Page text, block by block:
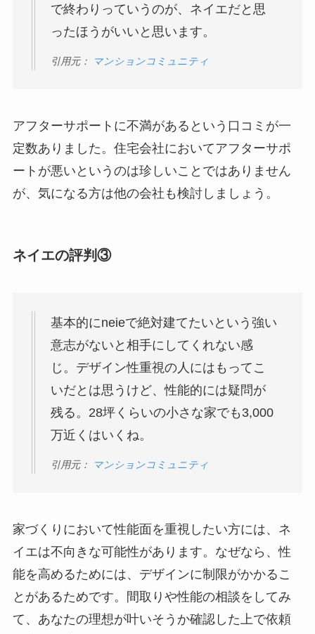
で終わりっていうのが、ネイエだと思
ったほうがいいと思います。
引用元： マンションコミュニティ
アフターサポートに不満があるという口コミが一
定数ありました。住宅会社においてアフターサポ
ートが悪いというのは珍しいことではありません
が、気になる方は他の会社も検討しましょう。
ネイエの評判③
基本的にneieで絶対建てたいという強い
意志がないと相手にしてくれない感
じ。デザイン性重視の人にはもってこ
いだとは思うけど、性能的には疑問が
残る。28坪くらいの小さな家でも3,000
万近くはいくね。
引用元： マンションコミュニティ
家づくりにおいて性能面を重視したい方には、ネ
イエは不向きな可能性があります。なぜなら、性
能を高めるためには、デザインに制限がかかるこ
とがあるためです。間取りや性能の相談をしてみ
て、あなたの理想が叶いそうか確認した上で依頼